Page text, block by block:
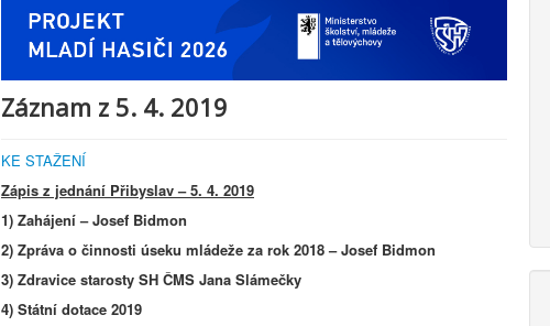
Záznam z 5. 4. 2019
KE STAŽENÍ
Zápis z jednání Přibyslav – 5. 4. 2019
1) Zahájení – Josef Bidmon
2) Zpráva o činnosti úseku mládeže za rok 2018 – Josef Bidmon
3) Zdravice starosty SH ČMS Jana Slámečky
4) Státní dotace 2019